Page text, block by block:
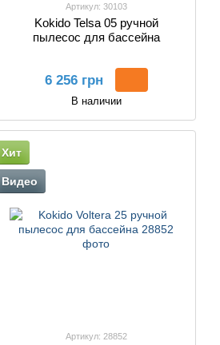
Артикул: 30103
Kokido Telsa 05 ручной
пылесос для бассейна
6 256 грн
В наличии
Хит
Видео
Артикул: 28852